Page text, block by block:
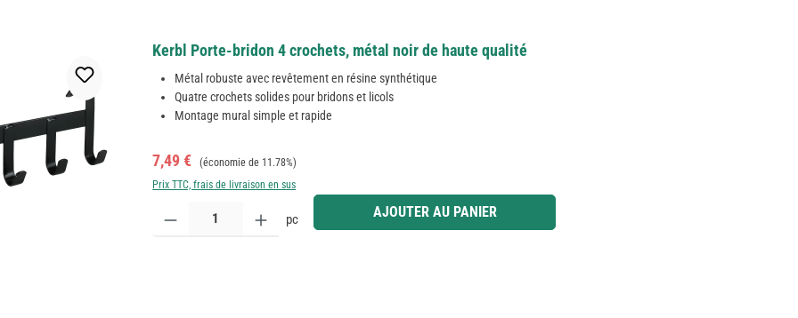
Kerbl Porte-bridon 4 crochets, métal noir de haute qualité
Métal robuste avec revêtement en résine synthétique
Quatre crochets solides pour bridons et licols
Montage mural simple et rapide
Prix de vente :
7,49 € Prix régulier :
(économie de 11.78%)
Prix TTC, frais de livraison en sus
Quantité de produit : Entrez la quantité souhaitée ou utilisez les boutons pour augmenter ou diminuer la quantité.
pc AJOUTER AU PANIER